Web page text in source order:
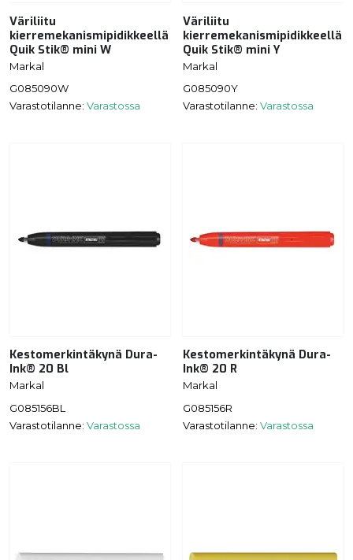
Väriliitu
kierremekanismipidikkeellä
Quik Stik® mini W
Markal
G085090W
Varastotilanne: Varastossa
Väriliitu
kierremekanismipidikkeellä
Quik Stik® mini Y
Markal
G085090Y
Varastotilanne: Varastossa
Kestomerkintäkynä Dura-
Ink® 20 Bl
Markal
G085156BL
Varastotilanne: Varastossa
Kestomerkintäkynä Dura-
Ink® 20 R
Markal
G085156R
Varastotilanne: Varastossa